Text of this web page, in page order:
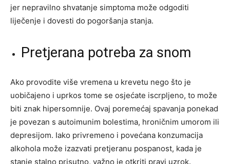
jer nepravilno shvatanje simptoma može odgoditi
liječenje i dovesti do pogoršanja stanja.
Pretjerana potreba za snom
Ako provodite više vremena u krevetu nego što je
uobičajeno i uprkos tome se osjećate iscrpljeno, to može
biti znak hipersomnije. Ovaj poremećaj spavanja ponekad
je povezan s autoimunim bolestima, hroničnim umorom ili
depresijom. Iako privremeno i povećana konzumacija
alkohola može izazvati pretjeranu pospanost, kada je
stanje stalno prisutno, važno je otkriti pravi uzrok.